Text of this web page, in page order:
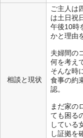
相談と現状
ご主人は
は土日祝
午後10時
かと理由
夫婦間の
何を考え
そんな時
食事の約
認。
まだ家の
ても困る
している
し証拠を